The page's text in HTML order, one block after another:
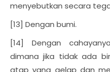
menyebutkan secara
[13] Dengan bumi.
[14] Dengan
dimana jika tidak ada
atap yang gelap dan